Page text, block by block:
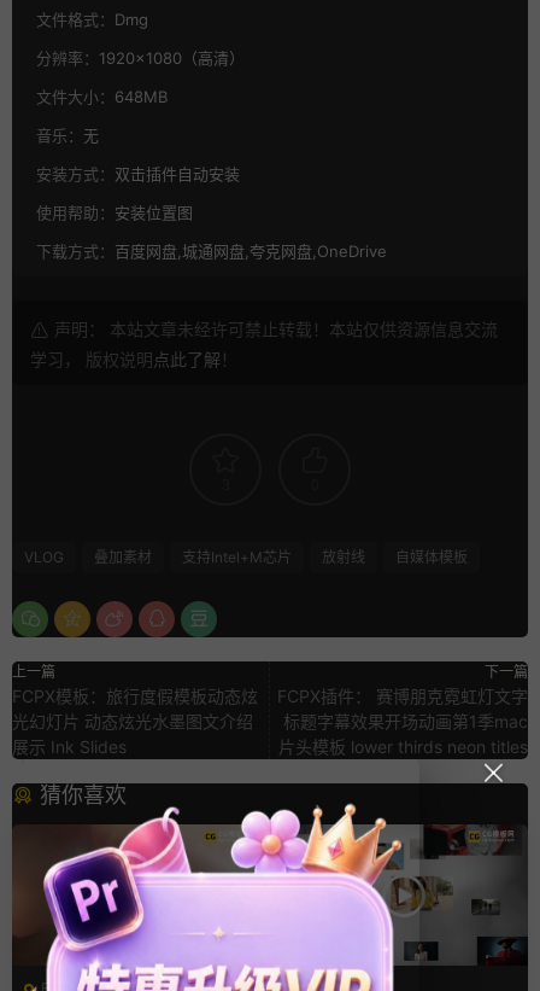
文件格式： Dmg
分辨率： 1920×1080（高清）
文件大小： 648MB
音乐： 无
安装方式： 双击插件自动安装
使用帮助： 安装位置图
下载方式： 百度网盘,城通网盘,夸克网盘,OneDrive
声明： 本站文章未经许可禁止转载！本站仅供资源信息交流
学习， 版权说明点此了解 ！
VLOG 叠加素材 支持Intel+M芯片 放射线 自媒体模板
上一篇
FCPX模板：旅行度假模板动态炫
光幻灯片 动态炫光水墨图文介绍
展示 Ink Slides
下一篇
FCPX插件： 赛博朋克霓虹灯文字
标题字幕效果开场动画第1季mac
片头模板 lower thirds neon titles
猜你喜欢